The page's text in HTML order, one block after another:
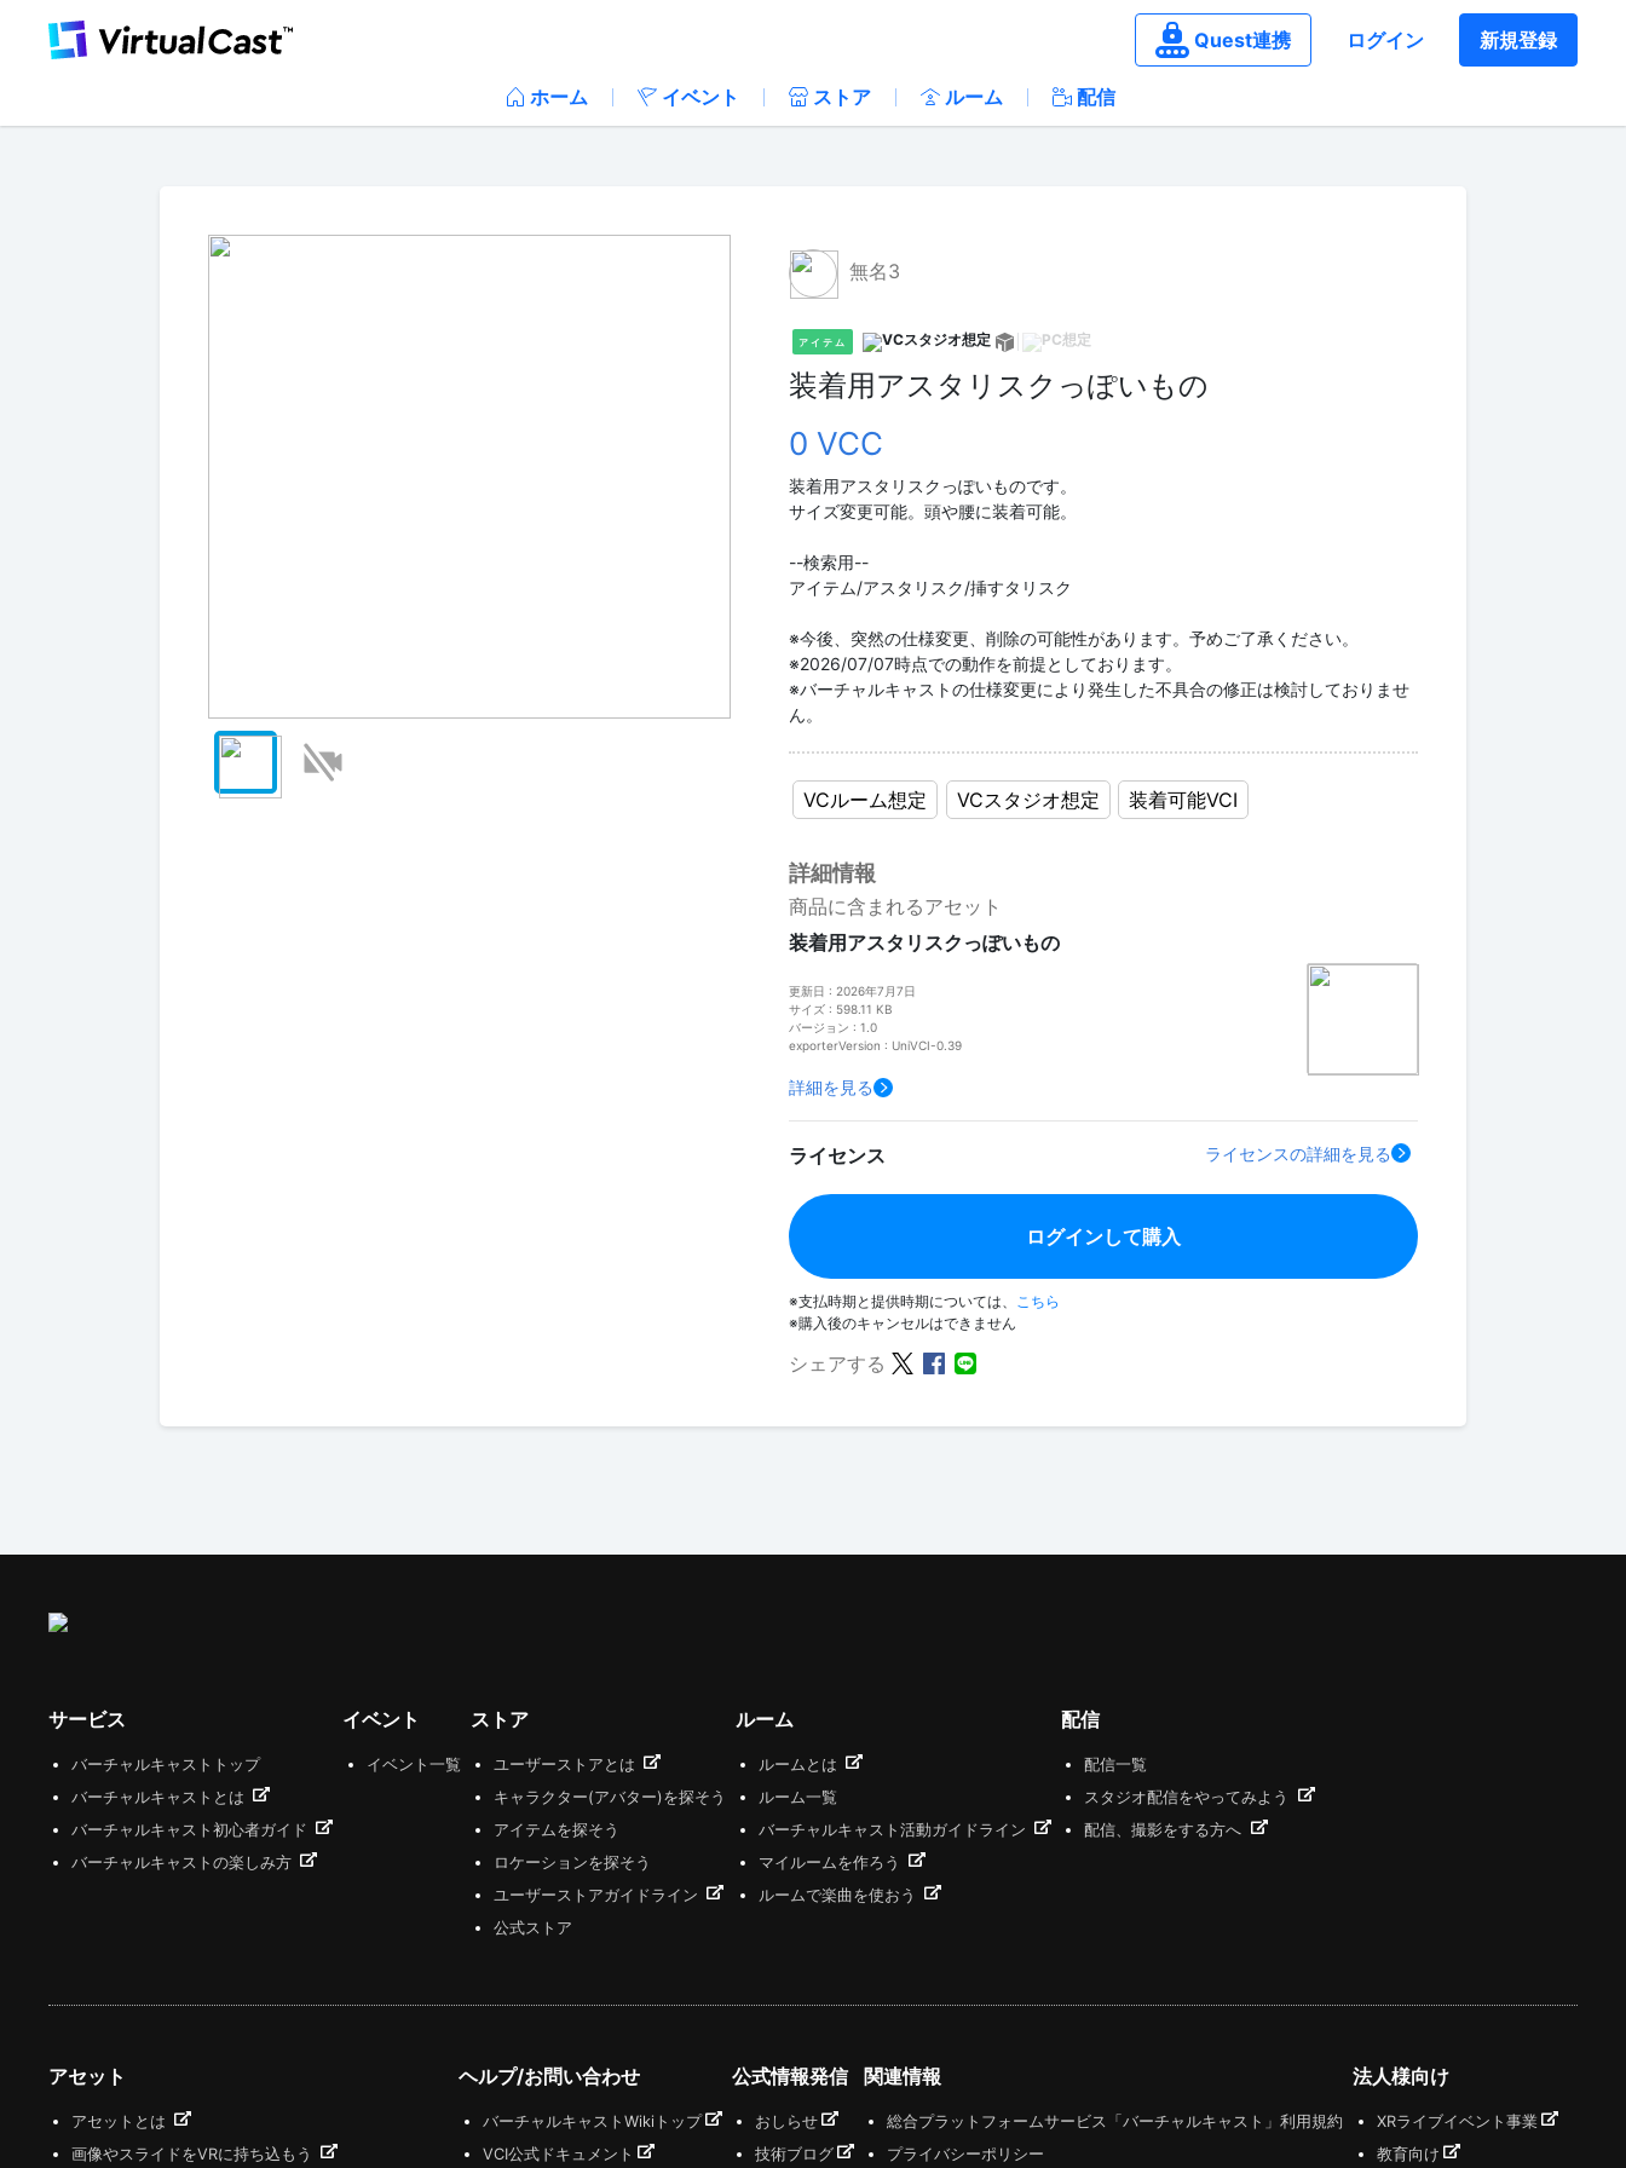
Quest連携 ログイン 新規登録
ホーム イベント ストア ルーム 配信
無名3
アイテム
装着用アスタリスクっぽいもの
0 VCC
装着用アスタリスクっぽいものです。
サイズ変更可能。頭や腰に装着可能。
--検索用--
アイテム/アスタリスク/挿すタリスク
※今後、突然の仕様変更、削除の可能性があります。予めご了承ください。
※2026/07/07時点での動作を前提としております。
※バーチャルキャストの仕様変更により発生した不具合の修正は検討しておりませ
ん。
VCルーム想定 VCスタジオ想定 装着可能VCI
詳細情報
商品に含まれるアセット
装着用アスタリスクっぽいもの
更新日 : 2026年7月7日
サイズ : 598.11 KB
バージョン : 1.0
exporterVersion : UniVCI-0.39
詳細を見る
ライセンス ライセンスの詳細を見る
ログインして購入
※支払時期と提供時期については、
こちら
※購入後のキャンセルはできません
シェアする
サービス
バーチャルキャストトップ
バーチャルキャストとは
バーチャルキャスト初心者ガイド
バーチャルキャストの楽しみ方
イベント
イベント一覧
ストア
ユーザーストアとは
キャラクター(アバター)を探そう
アイテムを探そう
ロケーションを探そう
ユーザーストアガイドライン
公式ストア
ルーム
ルームとは
ルーム一覧
バーチャルキャスト活動ガイドライン
マイルームを作ろう
ルームで楽曲を使おう
配信
配信一覧
スタジオ配信をやってみよう
配信、撮影をする方へ
アセット
アセットとは
画像やスライドをVRに持ち込もう
ヘルプ/お問い合わせ
バーチャルキャストWikiトップ
VCI公式ドキュメント
公式情報発信
おしらせ
技術ブログ
関連情報
総合プラットフォームサービス「バーチャルキャスト」利用規約
プライバシーポリシー
法人様向け
XRライブイベント事業
教育向け